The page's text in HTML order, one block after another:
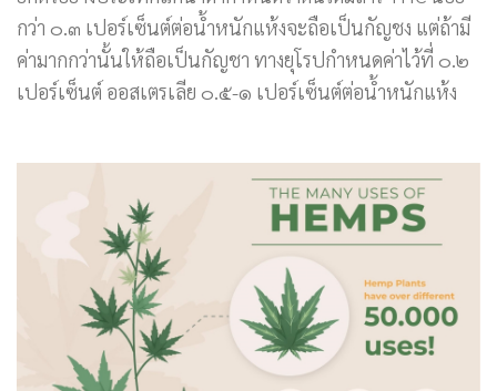
กว่า ๐.๓ เปอร์เซ็นต์ต่อน้ำหนักแห้งจะถือเป็นกัญชง แต่ถ้ามี
ค่ามากกว่านั้นให้ถือเป็นกัญชา ทางยุโรปกำหนดค่าไว้ที่ ๐.๒
เปอร์เซ็นต์ ออสเตรเลีย ๐.๕-๑ เปอร์เซ็นต์ต่อน้ำหนักแห้ง